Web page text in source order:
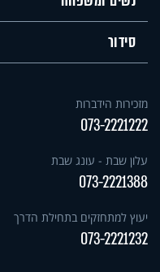
סידור
מזכירות הידברות
073-2221222
עלון שבת - עונג שבת
073-2221388
יעוץ למתחזקים בתחילת הדרך
073-2221232